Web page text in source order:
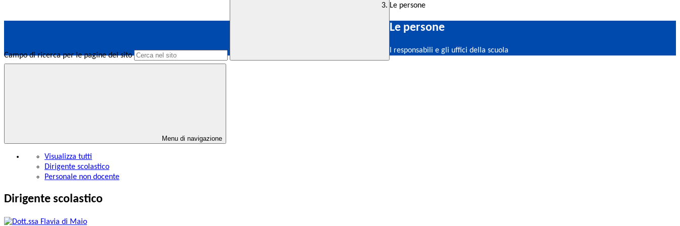
Campo di ricerca per le pagine del sito
Le persone
Le persone
I responsabili e gli uffici della scuola
Menu di navigazione
Visualizza tutti
Dirigente scolastico
Personale non docente
Dirigente scolastico